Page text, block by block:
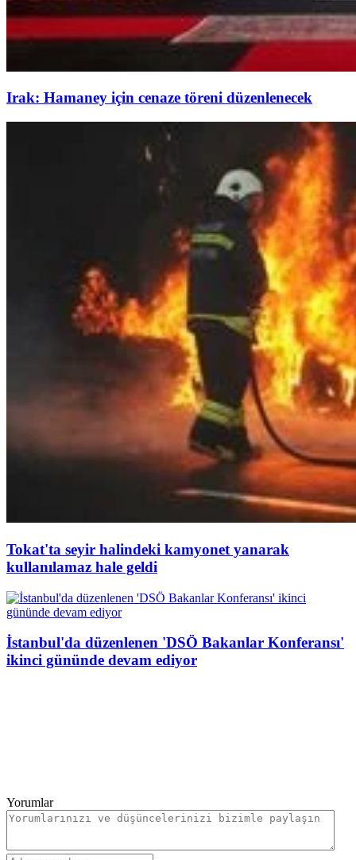
Irak: Hamaney için cenaze töreni düzenlenecek
Tokat'ta seyir halindeki kamyonet yanarak
kullanılamaz hale geldi
İstanbul'da düzenlenen 'DSÖ Bakanlar Konferansı'
ikinci gününde devam ediyor
Yorumlar